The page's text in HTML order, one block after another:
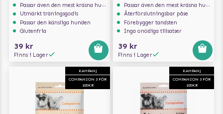
Passar även den mest kräsna hunden
Utmärkt träningsgodis
Passar den känsliga hunden
Glutenfria
39 kr
Finns i Lager
Passar även den mest kräsna hunden
Återförslutningsbar påse
Förebygger tandsten
Inga onödiga tillsatser
39 kr
Finns i Lager
KAMPANJ
COMPANION 3 FÖR
100KR
KAMPANJ
COMPANION 3 FÖR
100KR